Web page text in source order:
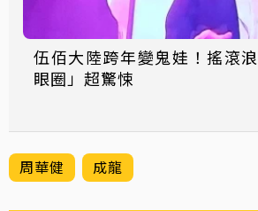
伍佰大陸跨年變鬼娃！搖滾
眼圈」超驚悚
周華健 成龍